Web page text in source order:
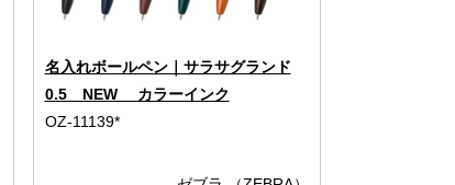
名入れボールペン｜サラサグランド
0.5 NEW カラーインク
OZ-11139*